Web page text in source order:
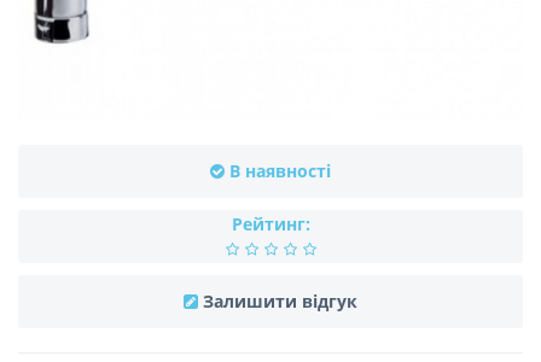
В наявності
Рейтинг:
Залишити відгук